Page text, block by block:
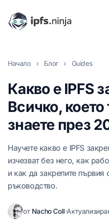
Начало › Блог › Guides
Какво е IPFS
Всичко, което
знаете през
Научете какво е IPFS
изчезват без него, как
и как да закрепите
ръководство.
от Nacho Coll·